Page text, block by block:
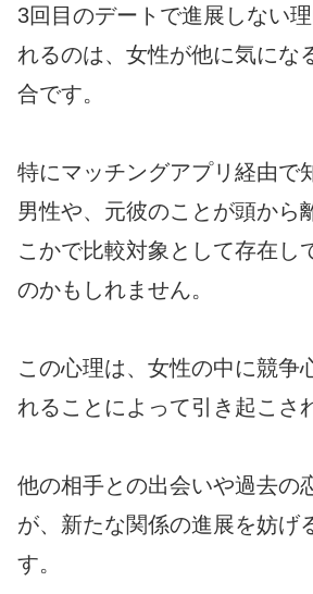
3回目のデートで進展しない
れるのは、女性が他に気にな
合です。
特にマッチングアプリ経由で
男性や、元彼のことが頭から
こかで比較対象として存在し
のかもしれません。
この心理は、女性の中に競争
れることによって引き起こさ
他の相手との出会いや過去の
が、新たな関係の進展を妨げ
す。